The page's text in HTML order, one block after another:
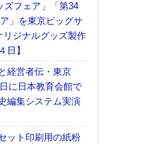
ズフェア」「第34
」を東京ビッグサ
リジナルグッズ製作
日】
経営者伝・東京
に日本教育会館で
編集システム実演
ット印刷用の紙粉